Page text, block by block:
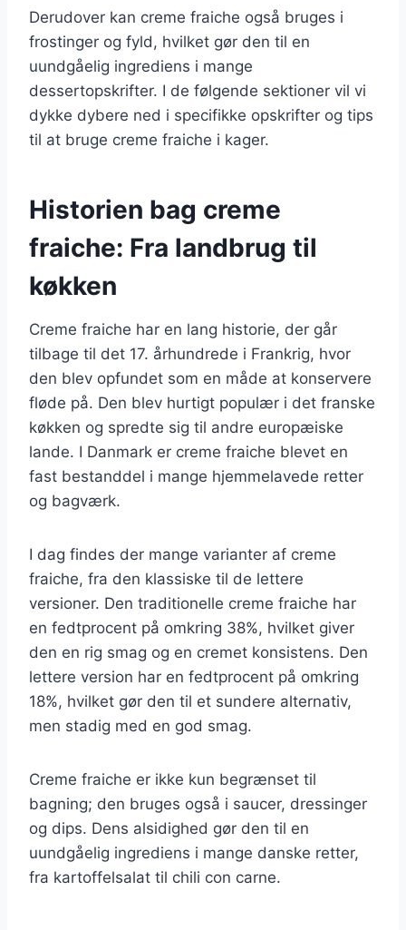
Derudover kan creme fraiche også bruges i
frostinger og fyld, hvilket gør den til en
uundgåelig ingrediens i mange
dessertopskrifter. I de følgende sektioner vil vi
dykke dybere ned i specifikke opskrifter og tips
til at bruge creme fraiche i kager.
Historien bag creme
fraiche: Fra landbrug til
køkken
Creme fraiche har en lang historie, der går
tilbage til det 17. århundrede i Frankrig, hvor
den blev opfundet som en måde at konservere
fløde på. Den blev hurtigt populær i det franske
køkken og spredte sig til andre europæiske
lande. I Danmark er creme fraiche blevet en
fast bestanddel i mange hjemmelavede retter
og bagværk.
I dag findes der mange varianter af creme
fraiche, fra den klassiske til de lettere
versioner. Den traditionelle creme fraiche har
en fedtprocent på omkring 38%, hvilket giver
den en rig smag og en cremet konsistens. Den
lettere version har en fedtprocent på omkring
18%, hvilket gør den til et sundere alternativ,
men stadig med en god smag.
Creme fraiche er ikke kun begrænset til
bagning; den bruges også i saucer, dressinger
og dips. Dens alsidighed gør den til en
uundgåelig ingrediens i mange danske retter,
fra kartoffelsalat til chili con carne.